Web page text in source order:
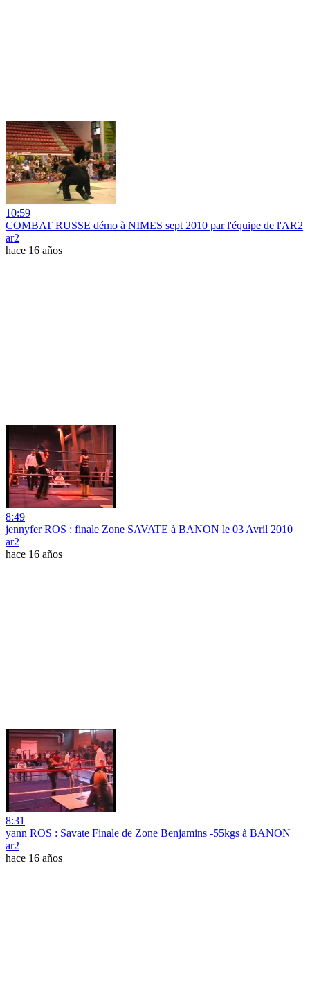
10:59
COMBAT RUSSE démo à NIMES sept 2010 par l'équipe de l'AR2
ar2
hace 16 años
8:49
jennyfer ROS : finale Zone SAVATE à BANON le 03 Avril 2010
ar2
hace 16 años
8:31
yann ROS : Savate Finale de Zone Benjamins -55kgs à BANON
ar2
hace 16 años